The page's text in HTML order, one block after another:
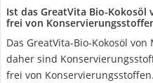
Ist das GreatVita Bio-Kokosöl
frei von
Das GreatVita-Bio-Kokosöl
daher sind
frei von Konservierungsstoffen.